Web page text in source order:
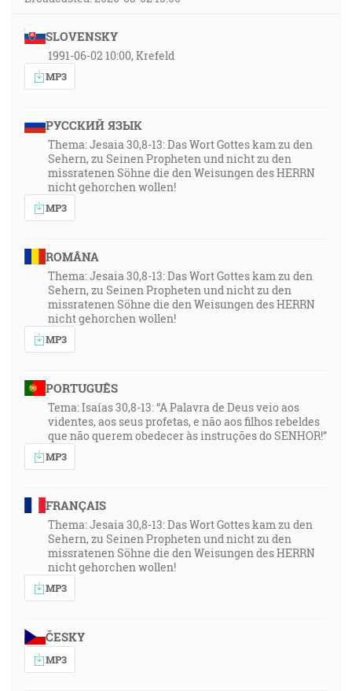
SLOVENSKY
1991-06-02 10:00, Krefeld
MP3
РУССКИЙ ЯЗЫК
Thema: Jesaia 30,8-13: Das Wort Gottes kam zu den
Sehern, zu Seinen Propheten und nicht zu den
missratenen Söhne die den Weisungen des HERRN
nicht gehorchen wollen!
MP3
ROMÂNA
Thema: Jesaia 30,8-13: Das Wort Gottes kam zu den
Sehern, zu Seinen Propheten und nicht zu den
missratenen Söhne die den Weisungen des HERRN
nicht gehorchen wollen!
MP3
PORTUGUÊS
Tema: Isaías 30,8-13: “A Palavra de Deus veio aos
videntes, aos seus profetas, e não aos filhos rebeldes
que não querem obedecer às instruções do SENHOR!”
MP3
FRANÇAIS
Thema: Jesaia 30,8-13: Das Wort Gottes kam zu den
Sehern, zu Seinen Propheten und nicht zu den
missratenen Söhne die den Weisungen des HERRN
nicht gehorchen wollen!
MP3
ČESKY
MP3